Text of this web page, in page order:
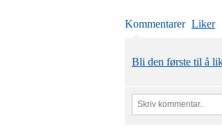
Kommentarer Liker
Bli den første til å